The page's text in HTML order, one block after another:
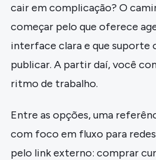
cair em complicação? O
começar pelo que oferece
interface clara e que suporte
publicar. A partir daí, você
ritmo de trabalho.
Entre as opções, uma
com foco em fluxo para
pelo link externo: comprar